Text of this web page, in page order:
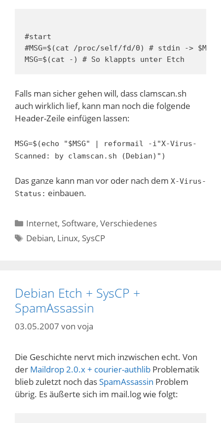
#start
#MSG=$(cat /proc/self/fd/0) # stdin -> $MSG
MSG=$(cat -) # So klappts unter Etch
Falls man sicher gehen will, dass clamscan.sh
auch wirklich lief, kann man noch die folgende
Header-Zeile einfügen lassen:
MSG=$(echo "$MSG" | reformail -i"X-Virus-
Scanned: by clamscan.sh (Debian)")
Das ganze kann man vor oder nach dem X-Virus-
Status: einbauen.
Kategorien
Internet, Software,Verschiedenes
Schlagwörter
Debian, Linux, SysCP
Debian Etch + SysCP +
SpamAssassin
03.05.2007 von voja
Die Geschichte nervt mich inzwischen echt. Von
der Maildrop 2.0.x + courier-authlib Problematik
blieb zuletzt noch dasSpamAssassin Problem
übrig. Es äußerte sich im mail.log wie folgt: